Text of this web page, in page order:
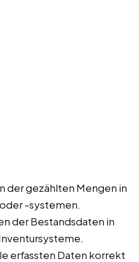
der gezählten Mengen in
-systemen.
der Bestandsdaten in
erfassten Daten korrekt